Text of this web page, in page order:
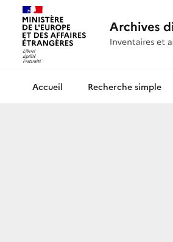
Archives diplomatiquesRecherche simple